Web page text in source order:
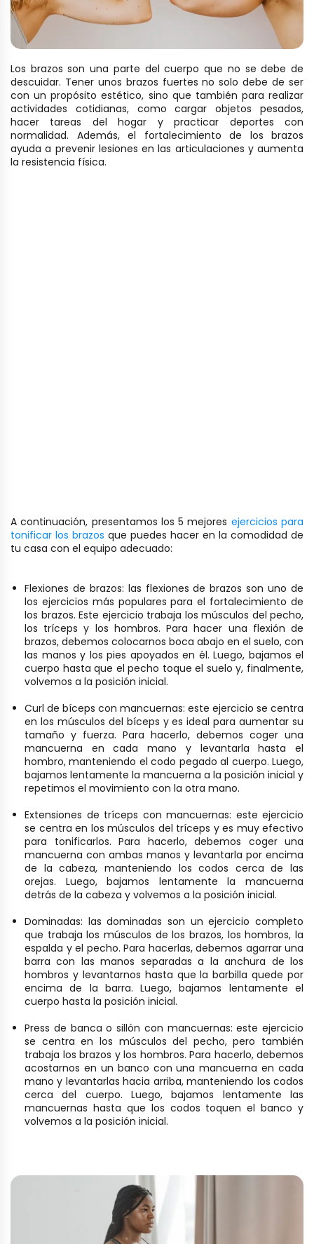
Los brazos son una parte del cuerpo que no se debe de
descuidar. Tener unos brazos fuertes no solo debe de ser
con un propósito estético, sino que también para realizar
actividades cotidianas, como cargar objetos pesados,
hacer tareas del hogar y practicar deportes con
normalidad. Además, el fortalecimiento de los brazos
ayuda a prevenir lesiones en las articulaciones y aumenta
la resistencia física.
A continuación, presentamos los 5 mejores ejercicios para
tonificar los brazos que puedes hacer en la comodidad de
tu casa con el equipo adecuado:
Flexiones de brazos: las flexiones de brazos son uno de
los ejercicios más populares para el fortalecimiento de
los brazos. Este ejercicio trabaja los músculos del pecho,
los tríceps y los hombros. Para hacer una flexión de
brazos, debemos colocarnos boca abajo en el suelo, con
las manos y los pies apoyados en él. Luego, bajamos el
cuerpo hasta que el pecho toque el suelo y, finalmente,
volvemos a la posición inicial.
Curl de bíceps con mancuernas: este ejercicio se centra
en los músculos del bíceps y es ideal para aumentar su
tamaño y fuerza. Para hacerlo, debemos coger una
mancuerna en cada mano y levantarla hasta el
hombro, manteniendo el codo pegado al cuerpo. Luego,
bajamos lentamente la mancuerna a la posición inicial y
repetimos el movimiento con la otra mano.
Extensiones de tríceps con mancuernas: este ejercicio
se centra en los músculos del tríceps y es muy efectivo
para tonificarlos. Para hacerlo, debemos coger una
mancuerna con ambas manos y levantarla por encima
de la cabeza, manteniendo los codos cerca de las
orejas. Luego, bajamos lentamente la mancuerna
detrás de la cabeza y volvemos a la posición inicial.
Dominadas: las dominadas son un ejercicio completo
que trabaja los músculos de los brazos, los hombros, la
espalda y el pecho. Para hacerlas, debemos agarrar una
barra con las manos separadas a la anchura de los
hombros y levantarnos hasta que la barbilla quede por
encima de la barra. Luego, bajamos lentamente el
cuerpo hasta la posición inicial.
Press de banca o sillón con mancuernas: este ejercicio
se centra en los músculos del pecho, pero también
trabaja los brazos y los hombros. Para hacerlo, debemos
acostarnos en un banco con una mancuerna en cada
mano y levantarlas hacia arriba, manteniendo los codos
cerca del cuerpo. Luego, bajamos lentamente las
mancuernas hasta que los codos toquen el banco y
volvemos a la posición inicial.